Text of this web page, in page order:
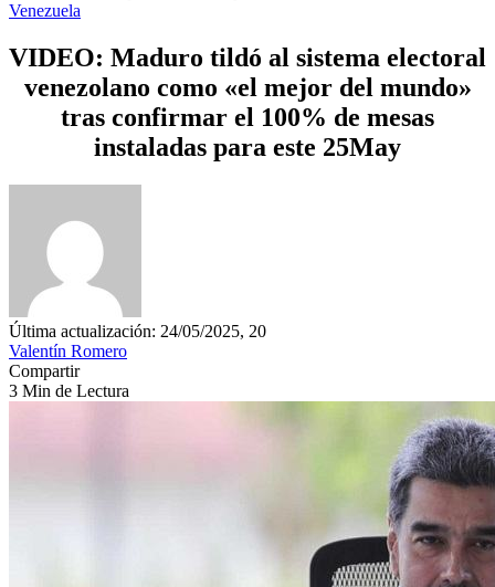
Venezuela
VIDEO: Maduro tildó al sistema electoral
venezolano como «el mejor del mundo»
tras confirmar el 100% de mesas
instaladas para este 25May
Última actualización: 24/05/2025, 20
Valentín Romero
Compartir
3 Min de Lectura